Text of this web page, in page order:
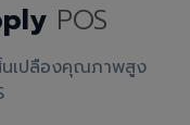
POS
นเปลืองคุณภาพสูง